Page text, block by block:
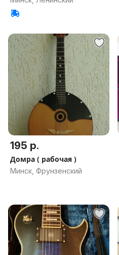
195 р.
Домра ( рабочая )
Минск, Фрунзенский